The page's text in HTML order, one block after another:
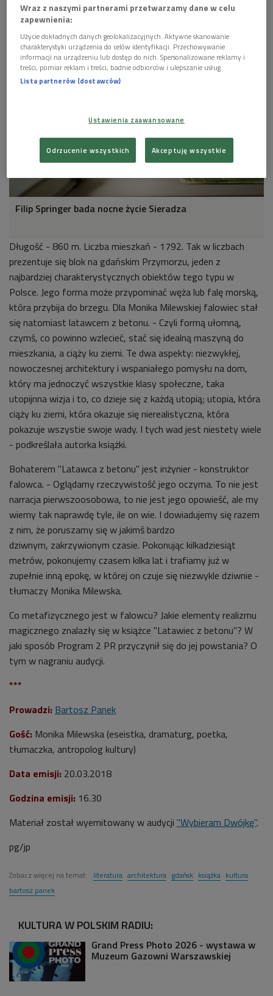
Filip Springer bada nocne życie Sieradza
Długość - 860 m. Liczba mieszkań - 1792. Tak w liczbach
prezentuje się blok na gdańskim Przymorzu, jeden z
najbardziej charakterystycznych obiektów tego typu w
Polsce. Jego forma może przypominać węża lub falę morską,
która przybija do brzegu. Dla Monika Milewskiej falowiec stał
się natomiast latawcem z betonu. - Czyli formą ułomną,
czymś, co powinno wzlecieć, stać się idealną maszyną do
mieszkania, a ciąży ku ziemi. Te dwa aspekty: niezwykłej,
nowoczesnej architektury i wspaniałego pomysłu na dom,
który ma jednoczyć wszystkie klasy społeczne, taka
utopijnna wizja i to, co dzieje się z każdą utopią; utopia, która
ciąży ku ziemi, która okazuje się nierealistyczna, która
pokazuje wszystie swoje wady. I tych wad jest niestety wiele
- podkreślała autorka książki.
Bohaterem "Latawca z betonu" jest inżynier - konstruktor
falowca. - Oglądamy rzeczywistość jego oczyma. To nie jest
narracja pierwszoosobowa, to nie jest jego opowieść, ale my
wiemy tak naprawdę tyle, ile on wie. I dowiadujemy się razem
z nim, że poruszamy się w jakimś bardzo
dziwnym, zakrzywionym czasie. Pokonując kilkadziesiąt
metrów, pokonujemy czasem kilka lat i trafiamy już w
zupełnie inną epokę, w której on czuje się niezwykle dziwnie -
tłumaczy Monika Milewska.
Co metafizycznego jest w falowcu? Jakie elementy realizmu
magicznego znalazły się w książce "Latawiec z betonu"? W
jaki sposób Program 2 PR przyczynił się do jej powstania? O
tym w nagraniu audycji.
***
Prowadzi: Bartosz Panek
Gość: Monika Milewska (eseistka, dramaturg, poetka,
tłumaczka, antropolog kultury)
Data emisji: 20.03.2018
Godzina emisji: 16.30
Materiał został wyemitowany w audycji "Wybieram Dwójkę".
pg/jp
Zobacz więcej na temat: literatura architektura gdańsk książka kultura
bartosz panek
KULTURA W POLSKIM RADIU:
Grand Press Photo 2026 - wystawa w
Muzeum Gazowni Warszawskiej
Wraz z naszymi partnerami przetwarzamy dane w celu
zapewnienia:
Użycie dokładnych danych geolokalizacyjnych. Aktywne skanowanie
charakterystyki urządzenia do celów identyfikacji. Przechowywanie
informacji na urządzeniu lub dostęp do nich. Spersonalizowane reklamy i
treści, pomiar reklam i treści, badnie odbiorców i ulepszanie usług.
Lista partnerów (dostawców)
Ustawienia zaawansowane
Odrzucenie wszystkich Akceptuję wszystkie